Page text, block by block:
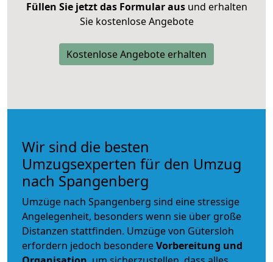
Füllen Sie jetzt das Formular ausund erhalten
Sie kostenlose Angebote
Kostenlose Angebote erhalten
Wir sind die besten
Umzugsexperten für den Umzug
nach Spangenberg
Umzüge nach Spangenberg sind eine stressige
Angelegenheit, besonders wenn sie über große
Distanzen stattfinden. Umzüge von Gütersloh
erfordern jedoch besondereVorbereitung und